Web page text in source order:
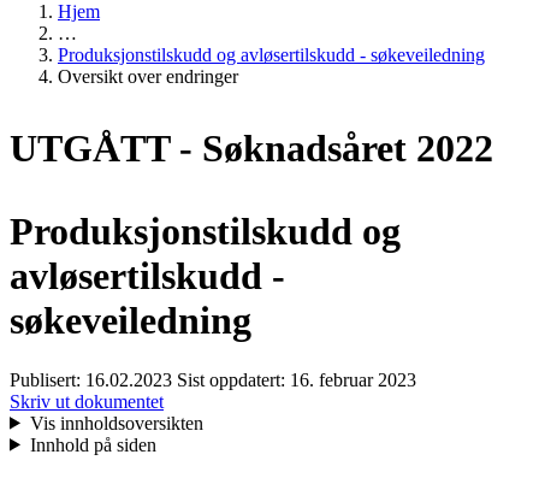
Hjem
…
Produksjonstilskudd og avløsertilskudd - søkeveiledning
Oversikt over endringer
UTGÅTT - Søknadsåret 2022
Produksjonstilskudd og
avløsertilskudd -
søkeveiledning
Publisert: 16.02.2023 Sist oppdatert: 16. februar 2023
Skriv ut dokumentet
Vis innholdsoversikten
Innhold på siden